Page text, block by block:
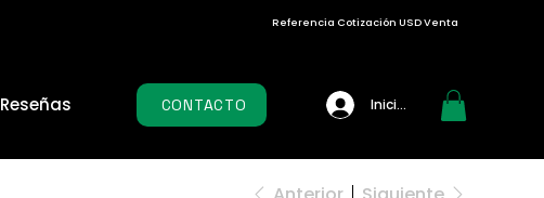
Referencia Cotización USD Venta
Reseñas CONTACTO Iniciar sesión